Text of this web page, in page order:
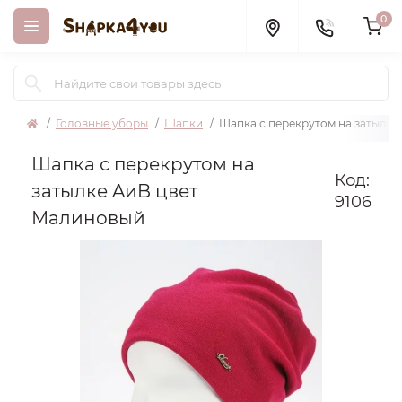
0
Головные уборы Шапки Шапка с перекрутом на
Шапка с перекрутом на
затылке AиB цвет
Малиновый
Код:
9106